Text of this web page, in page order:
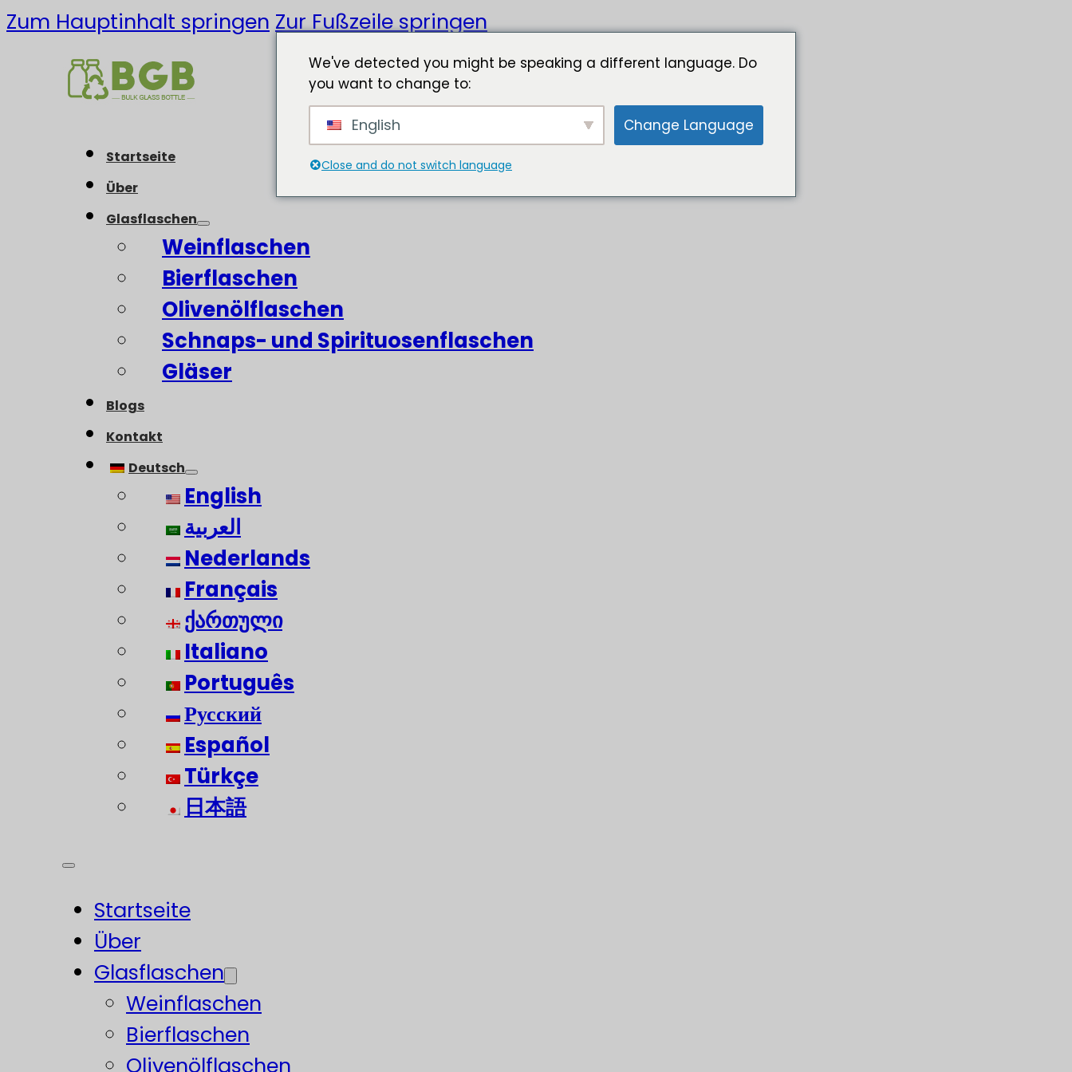
Zum Hauptinhalt springen Zur Fußzeile springen
Startseite
Über
Glasflaschen
Weinflaschen
Bierflaschen
Olivenölflaschen
Schnaps- und Spirituosenflaschen
Gläser
Blogs
Kontakt
Deutsch
English
العربية
Nederlands
Français
ქართული
Italiano
Português
Русский
Español
Türkçe
日本語
Startseite
Über
Glasflaschen
Weinflaschen
Bierflaschen
Olivenölflaschen
We've detected you might be speaking a different language. Do
you want to change to:
English Change Language
Close and do not switch language